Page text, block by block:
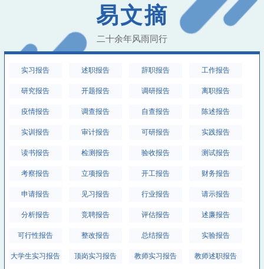
易文摘
二十余年风雨同行
实习报告 述职报告 辞职报告 工作报告
研究报告 开题报告 调研报告 离职报告
疫情报告 调查报告 自查报告 陈述报告
实训报告 审计报告 可研报告 实践报告
读书报告 检测报告 验收报告 测试报告
考察报告 立项报告 开工报告 财务报告
申请报告 见习报告 行业报告 请示报告
分析报告 竞聘报告 评估报告 述廉报告
可行性报告 整改报告 总结报告 实验报告
大学生实习报告 顶岗实习报告 教师实习报告 教师述职报告